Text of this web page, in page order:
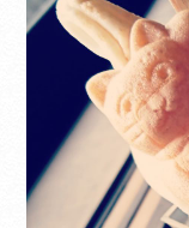
翻訳言語に
れてしまう
さい。